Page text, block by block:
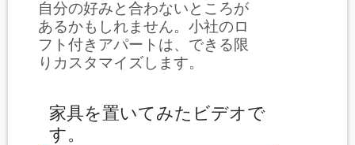
自分の好みと合わないところが
あるかもしれません。小社のロ
フト付きアパートは、できる限
りカスタマイズします。
家具を置いてみたビデオで
す。